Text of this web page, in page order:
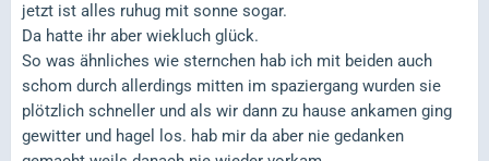
jetzt ist alles ruhug mit sonne sogar.
Da hatte ihr aber wiekluch glück.
So was ähnliches wie sternchen hab ich mit beiden auch
schom durch allerdings mitten im spaziergang wurden sie
plötzlich schneller und als wir dann zu hause ankamen ging
gewitter und hagel los. hab mir da aber nie gedanken